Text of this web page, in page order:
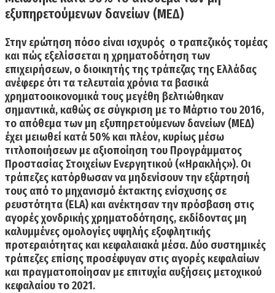
εξυπηρετούμενων δανείων (ΜΕΔ)
Στην ερώτηση πόσο είναι ισχυρός ο τραπεζικός τομέας
και πώς εξελίσσεται η χρηματοδότηση των
επιχειρήσεων, ο διοικητής της τράπεζας της Ελλάδας
ανέφερε ότι τα τελευταία χρόνια τα βασικά
χρηματοοικονομικά τους μεγέθη βελτιώθηκαν
σημαντικά, καθώς σε σύγκριση με το Μάρτιο του 2016,
το απόθεμα των μη εξυπηρετούμενων δανείων (ΜΕΔ)
έχει μειωθεί κατά 50%και πλέον, κυρίως μέσω
τιτλοποιήσεων με αξιοποίηση του Προγράμματος
Προστασίας Στοιχείων Ενεργητικού («Ηρακλής»). Οι
τράπεζες κατόρθωσαν να μηδενίσουν την εξάρτησή
τους από το μηχανισμό έκτακτης ενίσχυσης σε
ρευστότητα (ELA)και ανέκτησαν την πρόσβαση στις
αγορές χονδρικής χρηματοδότησης, εκδίδοντας μη
καλυμμένες ομολογίες υψηλής εξοφλητικής
προτεραιότητας και κεφαλαιακά μέσα. Δύο συστημικές
τράπεζες επίσης προσέφυγαν στις αγορές κεφαλαίων
και πραγματοποίησαν με επιτυχία αυξήσεις μετοχικού
κεφαλαίου το 2021.